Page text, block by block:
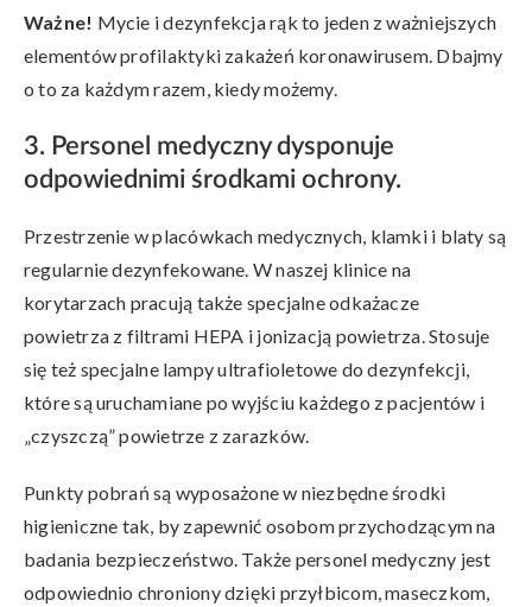
Ważne! Mycie i dezynfekcja rąk to jeden z ważniejszych
elementów profilaktyki zakażeń koronawirusem. Dbajmy
o to za każdym razem, kiedy możemy.
3. Personel medyczny dysponuje
odpowiednimi środkami ochrony.
Przestrzenie w placówkach medycznych, klamki i blaty są
regularnie dezynfekowane. W naszej klinice na
korytarzach pracują także specjalne odkażacze
powietrza z filtrami HEPA i jonizacją powietrza. Stosuje
się też specjalne lampy ultrafioletowe do dezynfekcji,
które są uruchamiane po wyjściu każdego z pacjentów i
„czyszczą” powietrze z zarazków.
Punkty pobrań są wyposażone w niezbędne środki
higieniczne tak, by zapewnić osobom przychodzącym na
badania bezpieczeństwo. Także personel medyczny jest
odpowiednio chroniony dzięki przyłbicom, maseczkom,